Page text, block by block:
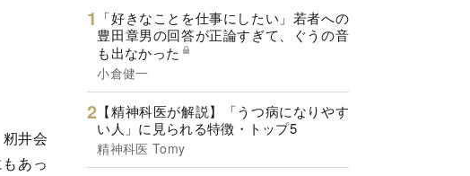
井会
あっ
「好きなことを仕事にしたい」若者への
豊田章男の回答が正論すぎて、ぐうの音
も出なかった
小倉健一
【精神科医が解説】「うつ病になりやす
い人」に見られる特徴・トップ5
精神科医 Tomy